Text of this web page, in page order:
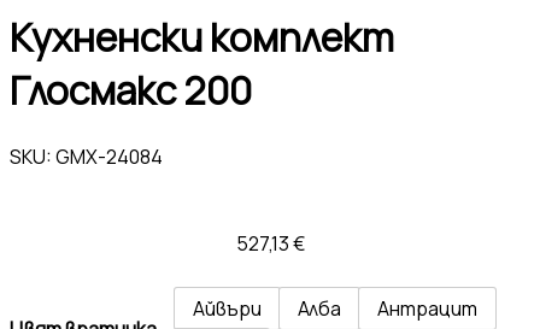
Кухненски комплект
Глосмакс 200
SKU:GMX-24084
527,13€
Айвъри Алба
Антрацит